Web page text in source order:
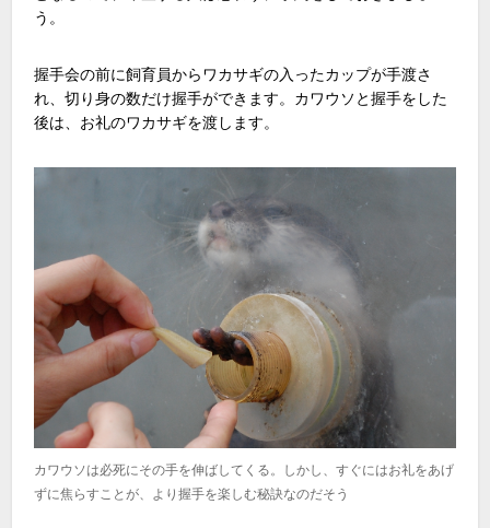
う。
握手会の前に飼育員からワカサギの入ったカップが手渡さ
れ、切り身の数だけ握手ができます。カワウソと握手をした
後は、お礼のワカサギを渡します。
カワウソは必死にその手を伸ばしてくる。しかし、すぐにはお礼をあげ
ずに焦らすことが、より握手を楽しむ秘訣なのだそう